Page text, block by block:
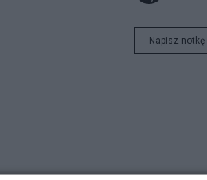
Napisz notkę